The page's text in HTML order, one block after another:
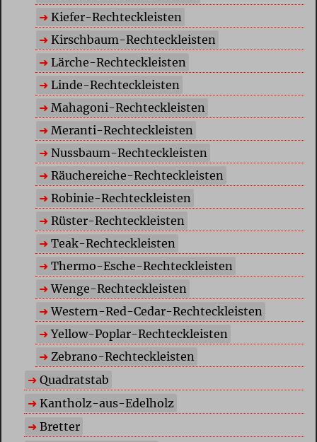
Kiefer-Rechteckleisten
Kirschbaum-Rechteckleisten
Lärche-Rechteckleisten
Linde-Rechteckleisten
Mahagoni-Rechteckleisten
Meranti-Rechteckleisten
Nussbaum-Rechteckleisten
Räuchereiche-Rechteckleisten
Robinie-Rechteckleisten
Rüster-Rechteckleisten
Teak-Rechteckleisten
Thermo-Esche-Rechteckleisten
Wenge-Rechteckleisten
Western-Red-Cedar-Rechteckleisten
Yellow-Poplar-Rechteckleisten
Zebrano-Rechteckleisten
Quadratstab
Kantholz-aus-Edelholz
Bretter